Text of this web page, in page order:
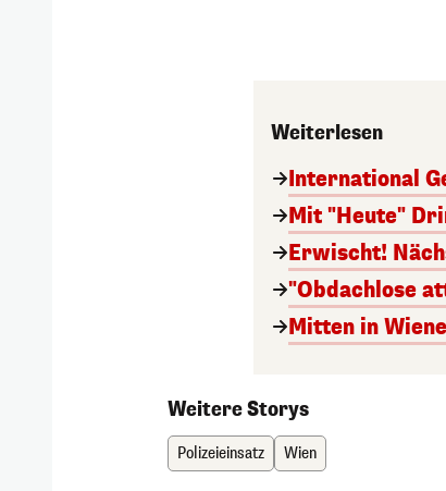
Weiterlesen
International
Mit "Heute"
Erwischt!
"Obdachlose
Mitten in
Weitere Storys
Polizeieinsatz Wien